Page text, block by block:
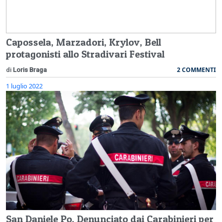
Capossela, Marzadori, Krylov, Bell
protagonisti allo Stradivari Festival
di Loris Braga 2 COMMENTI
1 luglio 2022
San Daniele Po. Denunciato dai Carabinieri per